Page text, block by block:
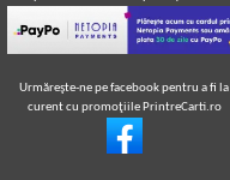
Frank L. Baum - Vrajitorul din Oz
Urmăreşte-ne pe facebook pentru a fi la
curent cu promoţiile PrintreCarti.ro